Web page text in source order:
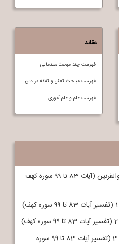
عقائد
فهرست چند مبحث مقدماتی
فهرست مباحث تعقل و تفقه در دين
فهرست علم و علم آموزی
فهرست جلسات کیستی ذوالقرنین (آیات 83 تا 99 سوره کهف
کیستی ذوالقرنین - جلسه 3 (تفسیر آیات 83 تا 99 سوره